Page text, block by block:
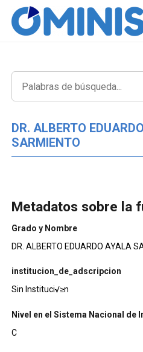
DR. ALBERTO
SARMIENTO
Metadatos sobre la
Grado y Nombre
DR. ALBERTO EDUARDO AYALA
institucion_de_adscripcion
Sin Instituci√≥n
Nivel en el Sistema Nacional de
C